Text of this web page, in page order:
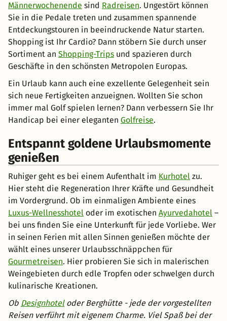
Männerwochenende sind Radreisen. Ungestört können
Sie in die Pedale treten und zusammen spannende
Entdeckungstouren in beeindruckende Natur starten.
Shopping ist Ihr Cardio? Dann stöbern Sie durch unser
Sortiment an Shopping-Trips und spazieren durch
Geschäfte in den schönsten Metropolen Europas.
Ein Urlaub kann auch eine exzellente Gelegenheit sein
sich neue Fertigkeiten anzueignen. Wollten Sie schon
immer mal Golf spielen lernen? Dann verbessern Sie Ihr
Handicap bei einer eleganten Golfreise.
Entspannt goldene Urlaubsmomente
genießen
Ruhiger geht es bei einem Aufenthalt im Kurhotel zu.
Hier steht die Regeneration Ihrer Kräfte und Gesundheit
im Vordergrund. Ob im einmaligen Ambiente eines
Luxus-Wellnesshotel oder im exotischen Ayurvedahotel –
bei uns finden Sie eine Unterkunft für jede Vorliebe. Wer
in seinen Ferien mit allen Sinnen genießen möchte der
wählt eines unserer Urlaubsschnäppchen für
Gourmetreisen. Hier probieren Sie sich in malerischen
Weingebieten durch edle Tropfen oder schwelgen durch
kulinarische Kreationen.
Ob Designhoteloder Berghütte - jede der vorgestellten
Reisen verführt mit eigenem Charme. Viel Spaß bei der